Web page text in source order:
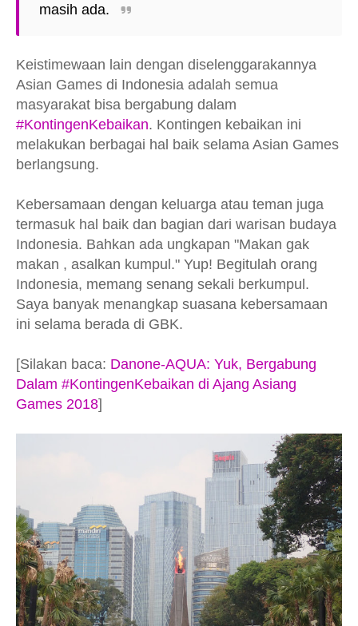
masih ada.
Keistimewaan lain dengan diselenggarakannya
Asian Games di Indonesia adalah semua
masyarakat bisa bergabung dalam
#KontingenKebaikan. Kontingen kebaikan ini
melakukan berbagai hal baik selama Asian Games
berlangsung.
Kebersamaan dengan keluarga atau teman juga
termasuk hal baik dan bagian dari warisan budaya
Indonesia. Bahkan ada ungkapan "Makan gak
makan , asalkan kumpul." Yup! Begitulah orang
Indonesia, memang senang sekali berkumpul.
Saya banyak menangkap suasana kebersamaan
ini selama berada di GBK.
[Silakan baca: Danone-AQUA: Yuk, Bergabung
Dalam #KontingenKebaikan di Ajang Asiang
Games 2018]